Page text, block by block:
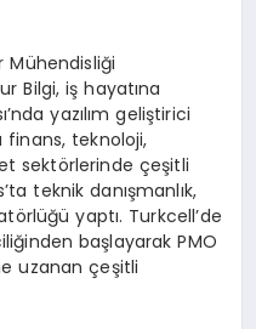
Mühendisliği
Bilgi, iş hayatına
yazılım geliştirici
finans, teknoloji,
sektörlerinde çeşitli
teknik danışmanlık,
yaptı. Turkcell’de
başlayarak PMO
uzanan çeşitli